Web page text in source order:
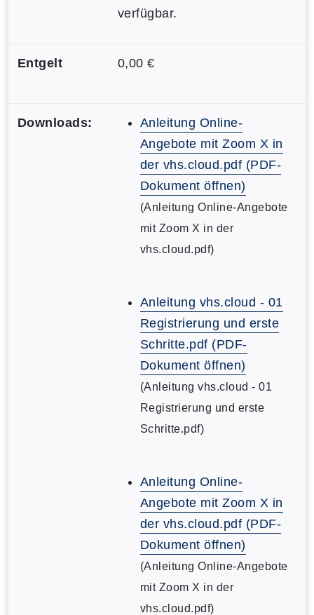
verfügbar.
Entgelt 0,00 €
Downloads:
Anleitung Online-
Angebote mit Zoom X in
der vhs.cloud.pdf (PDF-
Dokument öffnen)
(Anleitung Online-Angebote
mit Zoom X in der
vhs.cloud.pdf)
Anleitung vhs.cloud - 01
Registrierung und erste
Schritte.pdf (PDF-
Dokument öffnen)
(Anleitung vhs.cloud - 01
Registrierung und erste
Schritte.pdf)
Anleitung Online-
Angebote mit Zoom X in
der vhs.cloud.pdf (PDF-
Dokument öffnen)
(Anleitung Online-Angebote
mit Zoom X in der
vhs.cloud.pdf)